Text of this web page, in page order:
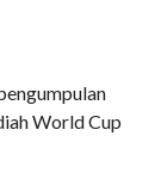
World Cup